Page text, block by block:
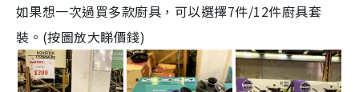
如果想一次過買多款廚具，可以選擇7件/12件廚具套
裝。 (按圖放大睇價錢)